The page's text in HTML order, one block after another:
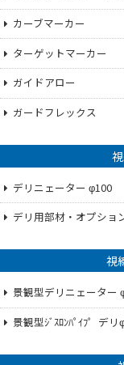
カーブマーカー
ターゲットマーカー
ガイドアロー
ガードフレックス
デリニェーター φ100
デリ用部材・オプショ
視
景観型デリニェーター
景観型ｼﾞｽﾛﾝﾊﾟｲﾌ゜デリ